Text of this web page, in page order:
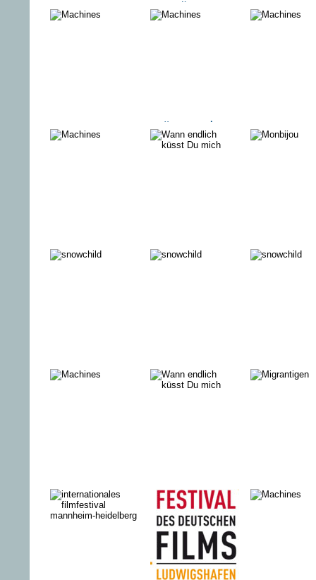
UNBEKANNTES
ARABIEN
GSTÄTTEN
PRAG -
KRIMI:
Reşeba - THE
DARK WIND
GÜVERCİN –
THE PIGEON
COPS Freddy/Eddy
Berlin
For The Love
Of Spock
DEICHBULLEN
TERRA
große
MACHINES
WANN
ENDLICH
KÜSST DU
MICH?
DIE
ALLER